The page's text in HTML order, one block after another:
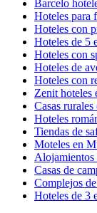
Barcelo
Hoteles para
Hoteles con
Hoteles de 5
Hoteles con
Hoteles de
Hoteles con
Zenit hoteles
Casas
Hoteles
Tiendas de
Moteles en
Alojamientos
Casas de
Complejos
Hoteles de 3